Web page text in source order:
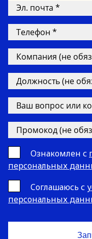
Ознакомлен с
персональных
Cоглашаюсь с
персональных